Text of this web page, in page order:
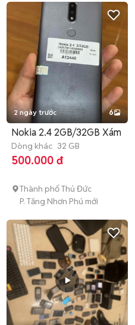
2 ngày trước 6
Nokia 2.4 2GB/32GB Xám
Dòng khác 32 GB
500.000 đ
Thành phố Thủ Đức
P. Tăng Nhơn Phú mới